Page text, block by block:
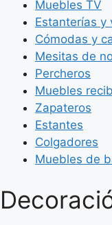
Muebles TV
Estanterías y
Cómodas y
Mesitas de
Percheros
Muebles
Zapateros
Estantes
Colgadores
Muebles de